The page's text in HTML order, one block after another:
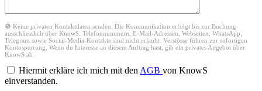
🚫 Keine privaten Kontaktdaten senden: Die Kommunikation erfolgt bis zur Buchung
ausschliesslich über KnowS. Telefonnummern, E-Mail-Adressen, Webseiten, WhatsApp,
Telegram sowie Social-Media-Kontakte sind nicht erlaubt. Verstösse führen zur sofortigen
Kontosperrung. Wenn du Interesse an diesem Auftrag hast, gib ein privates Angebot über
KnowS ab.
Hiermit erkläre ich mich mit den AGBvon KnowS
einverstanden.